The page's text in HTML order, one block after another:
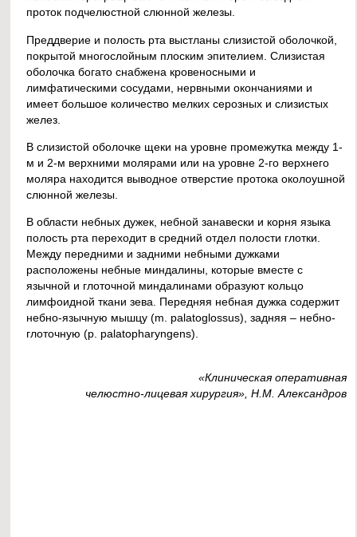
проток подчелюстной слюнной железы.
Преддверие и полость рта выстланы слизистой оболочкой,
покрытой многослойным плоским эпителием. Слизистая
оболочка богато снабжена кровеносными и
лимфатическими сосудами, нервными окончаниями и
имеет большое количество мелких серозных и слизистых
желез.
В слизистой оболочке щеки на уровне промежутка между 1-
м и 2-м верхними молярами или на уровне 2-го верхнего
моляра находится выводное отверстие протока околоушной
слюнной железы.
В области небных дужек, небной занавески и корня языка
полость рта переходит в средний отдел полости глотки.
Между передними и задними небными дужками
расположены небные миндалины, которые вместе с
язычной и глоточной миндалинами образуют кольцо
лимфоидной ткани зева. Передняя небная дужка содержит
небно-язычную мышцу (m. palatoglossus), задняя – небно-
глоточную (p. palatopharyngens).
«Клиническая оперативная
челюстно-лицевая хирургия», Н.М. Александров